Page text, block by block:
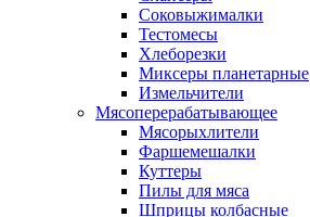
Соковыжималки
Тестомесы
Хлеборезки
Миксеры планетарные
Измельчители
Мясоперерабатывающее
Мясорыхлители
Фаршемешалки
Куттеры
Пилы для мяса
Шприцы колбасные